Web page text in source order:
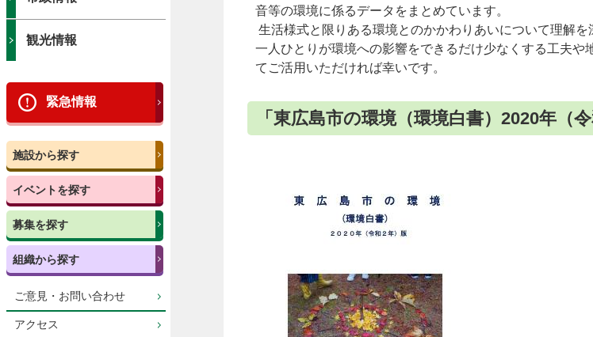
観光情報
緊急情報
施設から探す
イベントを探す
募集を探す
組織から探す
ご意見・お問い合わせ
アクセス
音等の環境に係るデータをまとめています。
生活様式と限りある環境とのかかわりあいについて理解を
一人ひとりが環境への影響をできるだけ少なくする工夫や
てご活用いただければ幸いです。
「東広島市の環境（環境白書）2020年（令